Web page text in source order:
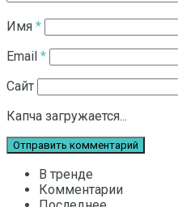
Имя *
Email *
Сайт
Капча загружается...
В тренде
Комментарии